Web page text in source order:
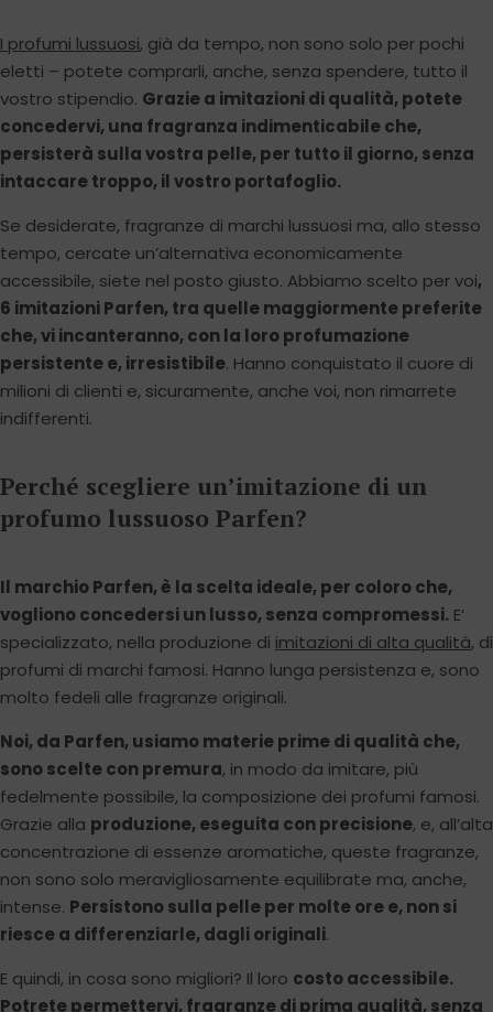
I profumi lussuosi, già da tempo, non sono solo per pochi
eletti – potete comprarli, anche, senza spendere, tutto il
vostro stipendio. Grazie a imitazioni di qualità, potete
concedervi, una fragranza indimenticabile che,
persisterà sulla vostra pelle, per tutto il giorno, senza
intaccare troppo, il vostro portafoglio.
Se desiderate, fragranze di marchi lussuosi ma, allo stesso
tempo, cercate un’alternativa economicamente
accessibile, siete nel posto giusto. Abbiamo scelto per voi,
6 imitazioni Parfen, tra quelle maggiormente preferite
che, vi incanteranno, con la loro profumazione
persistente e, irresistibile. Hanno conquistato il cuore di
milioni di clienti e, sicuramente, anche voi, non rimarrete
indifferenti.
Perché scegliere un’imitazione di un
profumo lussuoso Parfen?
Il marchio Parfen, è la scelta ideale, per coloro che,
vogliono concedersi un lusso, senza compromessi. E‘
specializzato, nella produzione di imitazioni di alta qualità, di
profumi di marchi famosi. Hanno lunga persistenza e, sono
molto fedeli alle fragranze originali.
Noi, da Parfen, usiamo materie prime di qualità che,
sono scelte con premura, in modo da imitare, più
fedelmente possibile, la composizione dei profumi famosi.
Grazie alla produzione, eseguita con precisione, e, all’alta
concentrazione di essenze aromatiche, queste fragranze,
non sono solo meravigliosamente equilibrate ma, anche,
intense. Persistono sulla pelle per molte ore e, non si
riesce a differenziarle, dagli originali.
E quindi, in cosa sono migliori? Il loro costo accessibile.
Potrete permettervi, fragranze di prima qualità, senza